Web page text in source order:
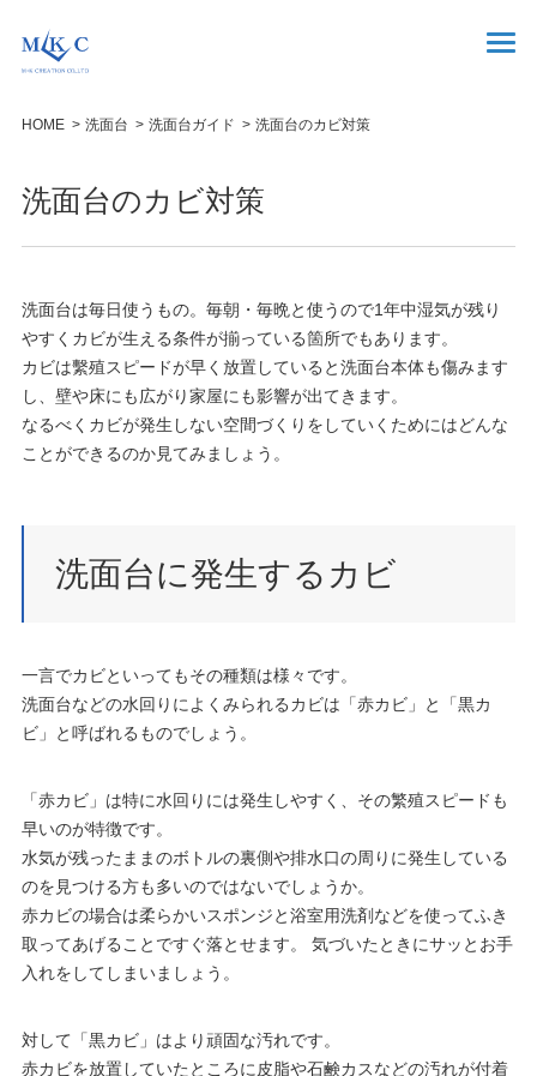
HOME 洗面台 洗面台ガイド 洗面台のカビ対策
洗面台のカビ対策
洗面台は毎日使うもの。毎朝・毎晩と使うので1年中湿気が残り
やすくカビが生える条件が揃っている箇所でもあります。
カビは繫殖スピードが早く放置していると洗面台本体も傷みます
し、壁や床にも広がり家屋にも影響が出てきます。
なるべくカビが発生しない空間づくりをしていくためにはどんな
ことができるのか見てみましょう。
洗面台に発生するカビ
一言でカビといってもその種類は様々です。
洗面台などの水回りによくみられるカビは「赤カビ」と「黒カ
ビ」と呼ばれるものでしょう。
「赤カビ」は特に水回りには発生しやすく、その繁殖スピードも
早いのが特徴です。
水気が残ったままのボトルの裏側や排水口の周りに発生している
のを見つける方も多いのではないでしょうか。
赤カビの場合は柔らかいスポンジと浴室用洗剤などを使ってふき
取ってあげることですぐ落とせます。 気づいたときにサッとお手
入れをしてしまいましょう。
対して「黒カビ」はより頑固な汚れです。
赤カビを放置していたところに皮脂や石鹸カスなどの汚れが付着